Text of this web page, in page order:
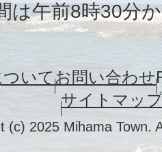
は午前8時30分
いてお問い合わせ
サイトマッ
(c) 2025 Mihama Town.